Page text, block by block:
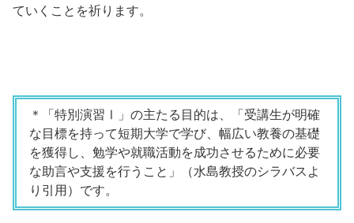
ていくことを祈ります。
＊「特別演習Ⅰ」の主たる目的は、「受講生が明確
な目標を持って短期大学で学び、幅広い教養の基礎
を獲得し、勉学や就職活動を成功させるために必要
な助言や支援を行うこと」（水島教授のシラバスよ
り引用）です。